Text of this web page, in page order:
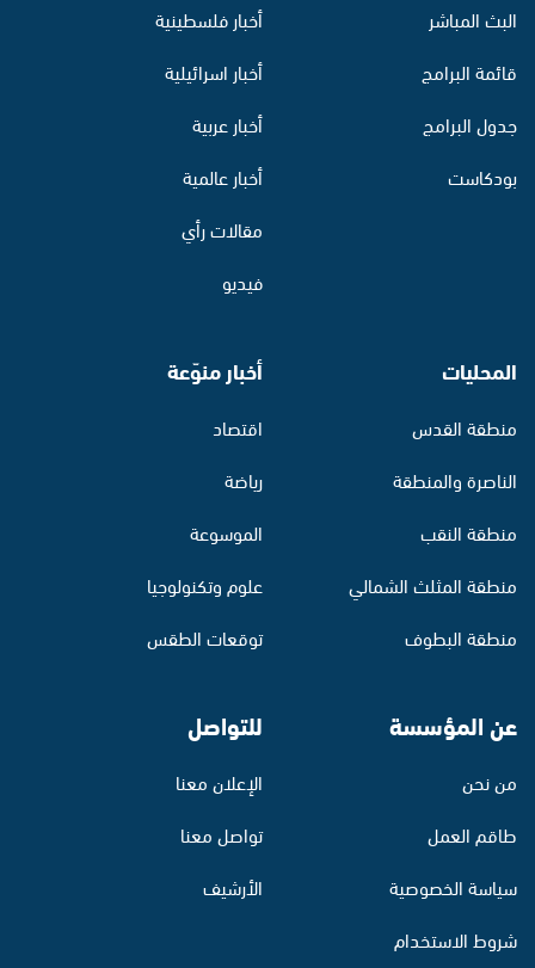
البث المباشر
قائمة البرامج
جدول البرامج
بودكاست
أخبار فلسطينية
أخبار اسرائيلية
أخبار عربية
أخبار عالمية
مقالات رأي
فيديو
المحليات
منطقة القدس
الناصرة والمنطقة
منطقة النقب
منطقة المثلث الشمالي
منطقة البطوف
أخبار منوّعة
اقتصاد
رياضة
الموسوعة
علوم وتكنولوجيا
توقعات الطقس
عن المؤسسة
من نحن
طاقم العمل
سياسة الخصوصية
شروط الاستخدام
للتواصل
الإعلان معنا
تواصل معنا
الأرشيف